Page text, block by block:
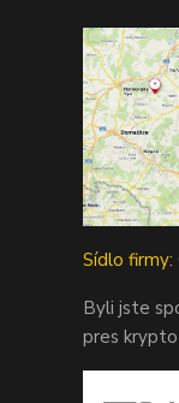
Sídlo firmy:
Byli jste
pres